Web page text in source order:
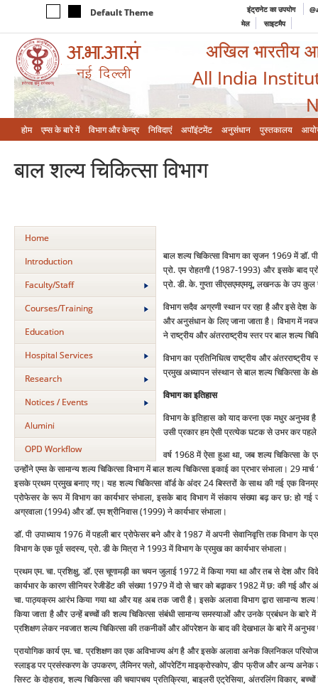
Default Theme इंट्रानेट का उपयोग
मेल
साइटमैप
अखिल भारतीय
All India
होम एम्‍स के बारे में विभाग और केन्‍द्र निविदाएं अपॉइंटमेंट अनुसंधान पुस्तकालय
बाल शल्‍य चिकित्‍सा विभाग
Home
Introduction
Faculty/Staff
Courses/Training
Education
Hospital Services
Research
Notices / Events
Alumini
OPD Workflow
बाल शल्‍य चिकित्‍सा विभाग का सृजन 1969 में डॉ.
प्रो. एम रोहतगी (1987-1993) और इसके बाद
प्रो. डी. के. गुप्‍ता सीएसएमएमयू, लखनऊ के उप
विभाग सदैव अग्रणी स्‍थान पर रहा है और इसे देश के
और अनुसंधान के लिए जाना जाता है। विभाग में
ने राष्‍ट्रीय और अंतरराष्‍ट्रीय स्‍तर पर बाल शल्‍य
विभाग का प्रतिनिधित्‍व राष्‍ट्रीय और
प्रमुख अध्‍यापन संस्‍थान से बाल शल्‍य चिकित्‍सा के
विभाग का इतिहास
विभाग के इतिहास को याद करना एक मधुर अनुभव
उसी प्रकार हम ऐसी प्रत्‍येक घटक से उभर कर
वर्ष 1968 में ऐसा हुआ था, जब शल्‍य चिकित्‍सा के
उन्‍होंने एम्‍स के सामान्‍य शल्‍य चिकित्‍सा विभाग में बाल शल्‍य चिकित्‍सा इकाई का प्रभार संभाला। 29
इसके प्रथम प्रमुख बनाए गए। यह शल्‍य चिकित्‍सा वॉर्ड के अंदर 24 बिस्‍तरों के साथ की गई एक
प्रोफेसर के रूप में विभाग का कार्यभार संभाला, इसके बाद विभाग में संकाय संख्‍या बढ़ कर छ: हो
अग्रवाला (1994) और डॉ. एम श्रीनिवास (1999) ने कार्यभार संभाला।
डॉ. पी उपाध्‍याय 1976 में पहली बार प्रोफेसर बने और वे 1987 में अपनी सेवानिवृत्ति तक विभाग
विभाग के एक पूर्व सदस्‍य, प्रो. डी के मित्रा ने 1993 में विभाग के प्रमुख का कार्यभार संभाला।
प्रथम एम. चा. प्रशिक्षु, डॉ. एस चूणामड़ी का चयन जुलाई 1972 में किया गया था और तब से देश और
कार्यभार के कारण सीनियर रेजीडेंट की संख्‍या 1979 में दो से चार को बढ़ाकर 1982 में छ: की गई और
चा. पाठ्यक्रम आरंभ किया गया था और यह अब तक जारी है। इसके अलावा विभाग द्वारा सामान्‍य शल्‍य
किया जाता है और उन्‍हें बच्‍चों की शल्‍य चिकित्‍सा संबंधी सामान्‍य समस्‍याओं और उनके प्रबंधन के बारे
प्रशिक्षण लेकर नवजात शल्‍य चिकित्‍सा की तकनीकों और ऑपरेशन के बाद की देखभाल के बारे में अनुभव
प्रायोगिक कार्य एम. चा. प्रशिक्षण का एक अविभाज्‍य अंग है और इसके अलावा अनेक क्लिनिकल
स्‍लाइड पर प्रसंस्‍करण के उपकरण, लैमिनर फ्लो, ऑपरेटिंग माइक्रोस्‍कोप, डीप फ्रीज और अन्‍य अनेक
सिस्‍ट के दोहराव, शल्‍य चिकित्‍सा की चयापचय प्रतिक्रिया, बाइलरी एट्रेसिया, अंतरलिंग विकार,